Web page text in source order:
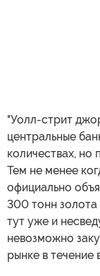
"Уолл-стрит
центральные
количествах, но
Тем не менее
официально
300 тонн
тут уже и
невозможно
рынке в течение